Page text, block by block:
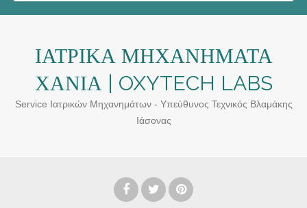
ΙΑΤΡΙΚΑ ΜΗΧΑΝΗΜΑΤΑ
ΧΑΝΙΑ | OXYTECH LABS
Service Ιατρικών Μηχανημάτων - Υπεύθυνος Τεχνικός Βλαμάκης
Ιάσονας